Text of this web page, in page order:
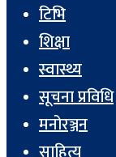
टिभि
शिक्षा
स्वास्थ्य
सूचना प्रविधि
मनोरञ्जन